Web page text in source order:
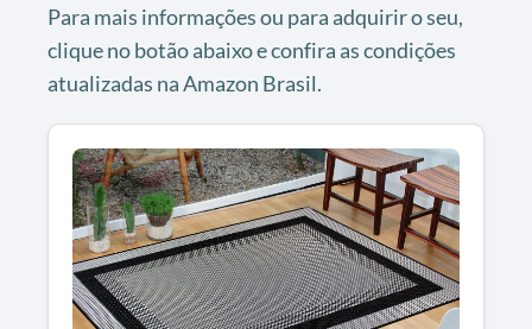
Para mais informações ou para adquirir o seu,
clique no botão abaixo e confira as condições
atualizadas na Amazon Brasil.